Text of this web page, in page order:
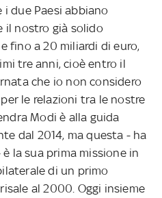
due Paesi abbiano
il nostro già solido
fino a 20 miliardi di euro,
tre anni, cioè entro il
che io non considero
le relazioni tra le nostre
Modi è alla guida
dal 2014, ma questa - ha
la sua prima missione in
di un primo
al 2000. Oggi insieme